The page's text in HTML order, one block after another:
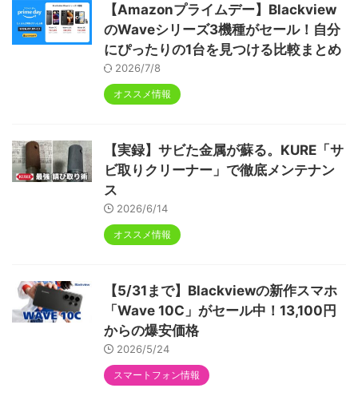
【Amazonプライムデー】Blackview
のWaveシリーズ3機種がセール！自分
にぴったりの1台を見つける比較まとめ
2026/7/8
オススメ情報
【実録】サビた金属が蘇る。KURE「サ
ビ取りクリーナー」で徹底メンテナン
ス
2026/6/14
オススメ情報
【5/31まで】Blackviewの新作スマホ
「Wave 10C」がセール中！13,100円
からの爆安価格
2026/5/24
スマートフォン情報